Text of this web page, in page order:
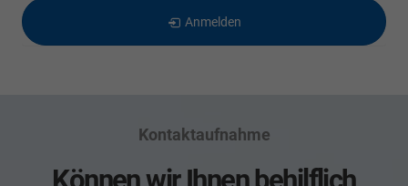
Anmelden
Kontaktaufnahme